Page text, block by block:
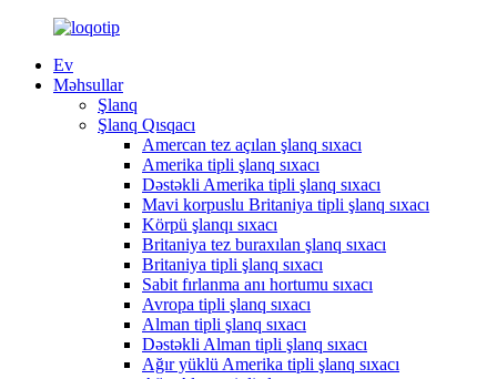
Ev
Məhsullar
Şlanq
Şlanq Qısqacı
Amercan tez açılan şlanq sıxacı
Amerika tipli şlanq sıxacı
Dəstəkli Amerika tipli şlanq sıxacı
Mavi korpuslu Britaniya tipli şlanq sıxacı
Körpü şlanqı sıxacı
Britaniya tez buraxılan şlanq sıxacı
Britaniya tipli şlanq sıxacı
Sabit fırlanma anı hortumu sıxacı
Avropa tipli şlanq sıxacı
Alman tipli şlanq sıxacı
Dəstəkli Alman tipli şlanq sıxacı
Ağır yüklü Amerika tipli şlanq sıxacı